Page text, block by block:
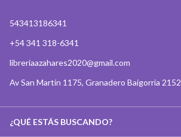
543413186341
+54 341 318-6341
libreriaazahares2020@gmail.com
Av San Martín 1175, Granadero Baigorria 2152
¿QUÉ ESTÁS BUSCANDO?